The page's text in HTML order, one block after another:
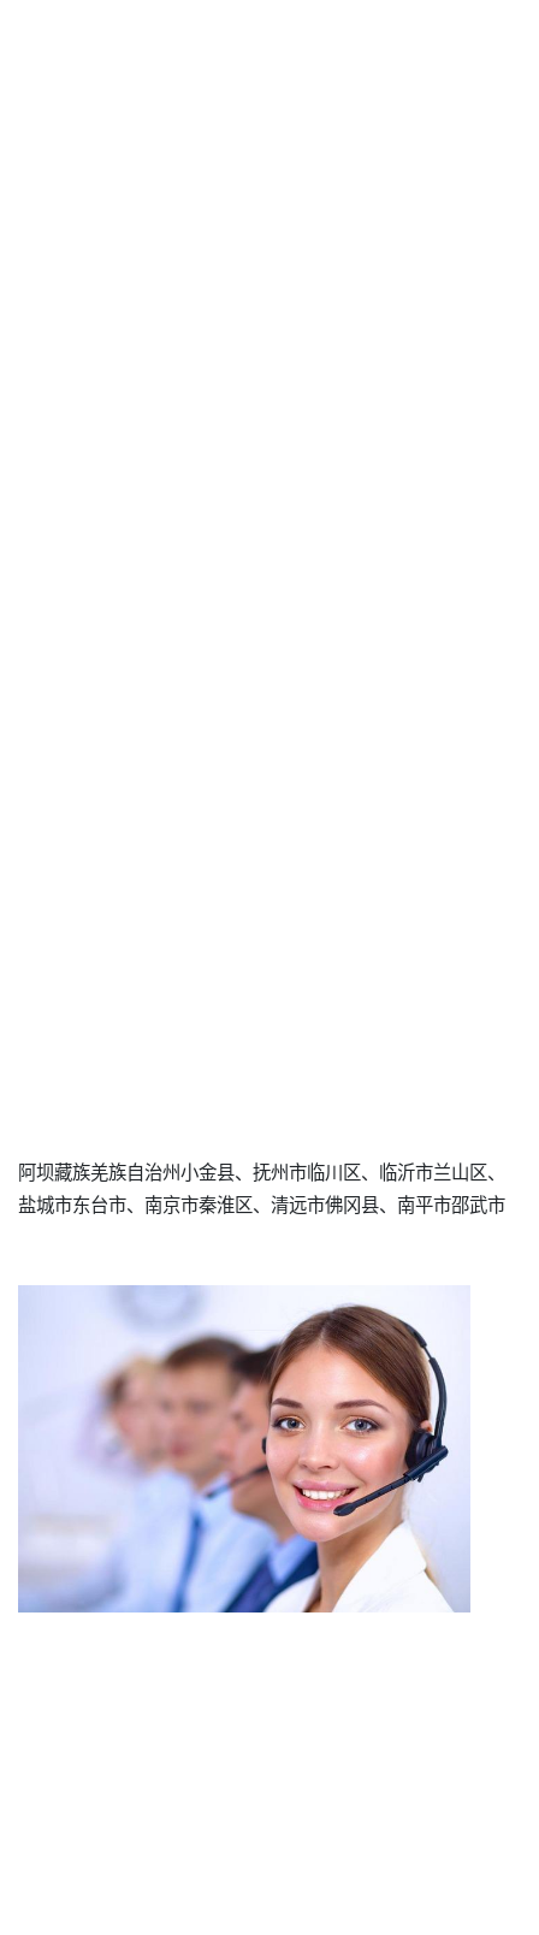
阿坝藏族羌族自治州小金县、抚州市临川区、临沂市兰山区、
盐城市东台市、南京市秦淮区、清远市佛冈县、南平市邵武市